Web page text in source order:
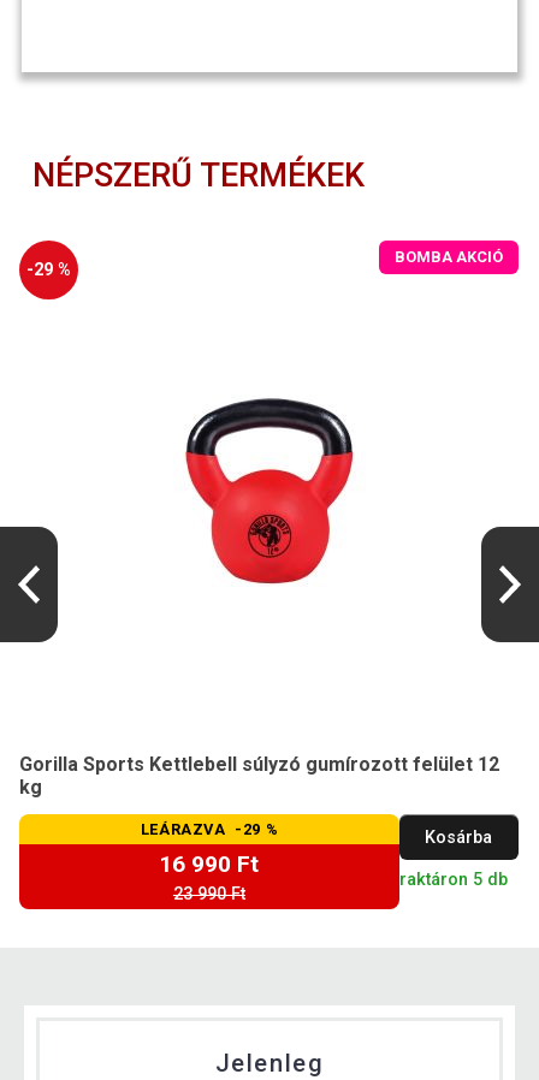
NÉPSZERŰ TERMÉKEK
-29 %
BOMBA AKCIÓ
Gorilla Sports Kettlebell súlyzó gumírozott felület 12
kg
LEÁRAZVA -29 %
16 990 Ft
23 990 Ft
Kosárba
raktáron 5 db
Jelenleg